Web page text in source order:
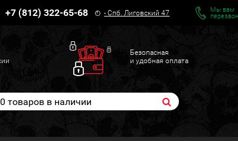
+7 (812) 322-65-68 -Спб. Лиговский 47
Мы вам
Безопасная
и удобная оплата